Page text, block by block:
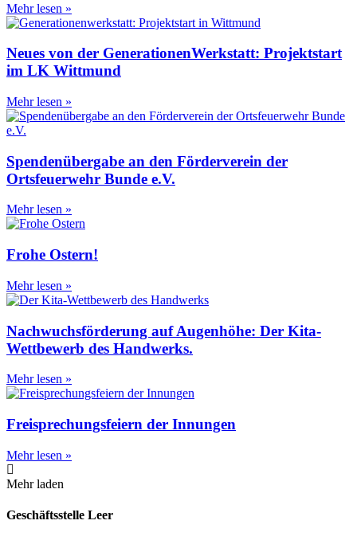
Mehr lesen »
Neues von der GenerationenWerkstatt: Projektstart
im LK Wittmund
Mehr lesen »
Spendenübergabe an den Förderverein der
Ortsfeuerwehr Bunde e.V.
Mehr lesen »
Frohe Ostern!
Mehr lesen »
Nachwuchsförderung auf Augenhöhe: Der Kita-
Wettbewerb des Handwerks.
Mehr lesen »
Freisprechungsfeiern der Innungen
Mehr lesen »
Mehr laden
Geschäftsstelle Leer